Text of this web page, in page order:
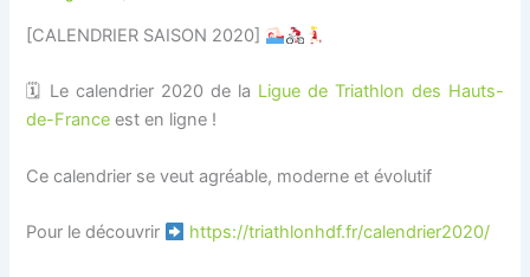
[CALENDRIER SAISON 2020]
🗓 Le calendrier 2020 de la Ligue de Triathlon des Hauts-
de-France est en ligne !
Ce calendrier se veut agréable, moderne et évolutif
Pour le découvrir https://triathlonhdf.fr/calendrier2020/